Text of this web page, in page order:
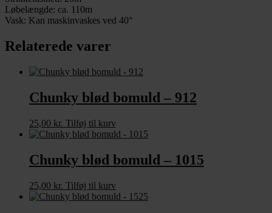
Løbelængde: ca. 110m
Vask: Kan maskinvaskes ved 40°
Relaterede varer
Chunky blød bomuld – 912
25,00 kr. Tilføj til kurv
Chunky blød bomuld – 1015
25,00 kr. Tilføj til kurv